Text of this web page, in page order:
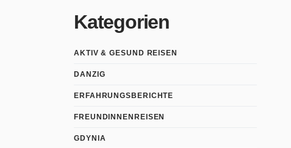
Kategorien
AKTIV & GESUND REISEN
DANZIG
ERFAHRUNGSBERICHTE
FREUNDINNENREISEN
GDYNIA